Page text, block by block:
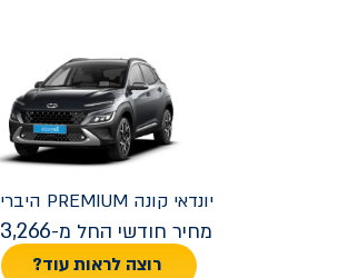
יונדאיקונה PREMIUM היברידי
מחיר חודשי החל מ-3,266
רוצה לראות עוד?